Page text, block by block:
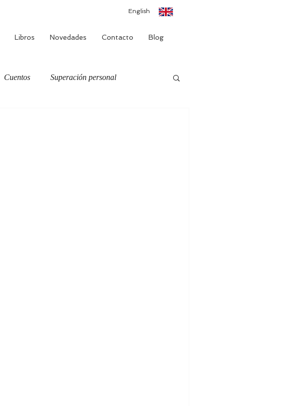
English
Libros Novedades Contacto Blog
Cuentos Superación personal